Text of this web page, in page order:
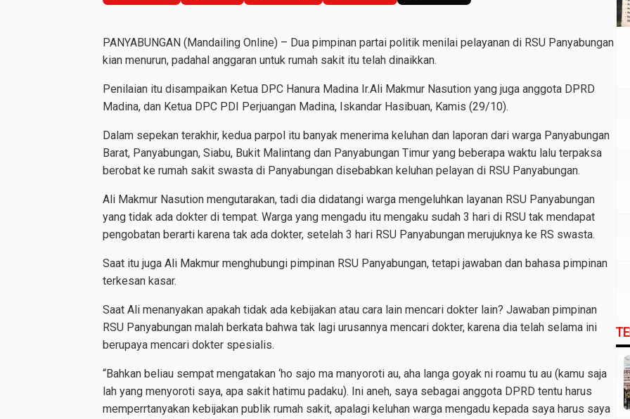
PANYABUNGAN (Mandailing Online) – Dua pimpinan partai politik menilai pelayanan di RSU Panyabungan
kian menurun, padahal anggaran untuk rumah sakit itu telah dinaikkan.
Penilaian itu disampaikan Ketua DPC Hanura Madina Ir.Ali Makmur Nasution yang juga anggota DPRD
Madina, dan Ketua DPC PDI Perjuangan Madina, Iskandar Hasibuan, Kamis (29/10).
Dalam sepekan terakhir, kedua parpol itu banyak menerima keluhan dan laporan dari warga Panyabungan
Barat, Panyabungan, Siabu, Bukit Malintang dan Panyabungan Timur yang beberapa waktu lalu terpaksa
berobat ke rumah sakit swasta di Panyabungan disebabkan keluhan pelayan di RSU Panyabungan.
Ali Makmur Nasution mengutarakan, tadi dia didatangi warga mengeluhkan layanan RSU Panyabungan
yang tidak ada dokter di tempat. Warga yang mengadu itu mengaku sudah 3 hari di RSU tak mendapat
pengobatan berarti karena tak ada dokter, setelah 3 hari RSU Panyabungan merujuknya ke RS swasta.
Saat itu juga Ali Makmur menghubungi pimpinan RSU Panyabungan, tetapi jawaban dan bahasa pimpinan
terkesan kasar.
Saat Ali menanyakan apakah tidak ada kebijakan atau cara lain mencari dokter lain? Jawaban pimpinan
RSU Panyabungan malah berkata bahwa tak lagi urusannya mencari dokter, karena dia telah selama ini
berupaya mencari dokter spesialis.
“Bahkan beliau sempat mengatakan ‘ho sajo ma manyoroti au, aha langa goyak ni roamu tu au (kamu saja
lah yang menyoroti saya, apa sakit hatimu padaku). Ini aneh, saya sebagai anggota DPRD tentu harus
memperrtanyakan kebijakan publik rumah sakit, apalagi keluhan warga mengadu kepada saya harus saya